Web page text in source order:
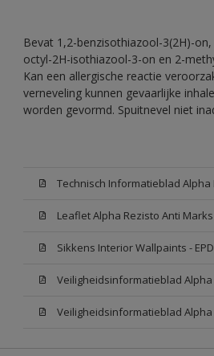
Bevat 1,2-benzisothiazool-3(2H)-
octyl-2H-isothiazool-3-on en 2-
Kan een allergische reactie
verneveling kunnen gevaarlijke
worden gevormd. Spuitnevel niet
Leaflet Alpha Rezisto Anti Marks